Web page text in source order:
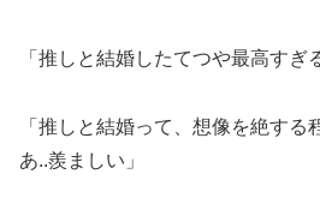
「推しと結婚したてつや最高すぎ
「推しと結婚って、想像を絶する
あ..羨ましい」